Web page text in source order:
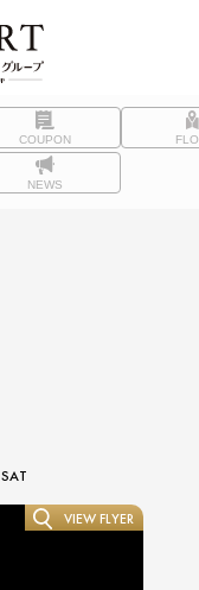
COUPON
NEWS
SAT
VIEW FLYER